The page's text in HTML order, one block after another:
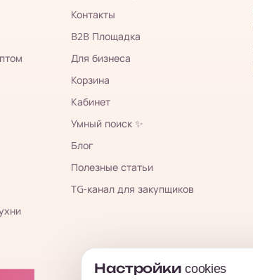
Контакты
B2B Площадка
Для бизнеса
Корзина
Кабинет
Умный поиск ✨
Блог
Полезные статьи
TG-канал для закупщиков
Настройки cookies